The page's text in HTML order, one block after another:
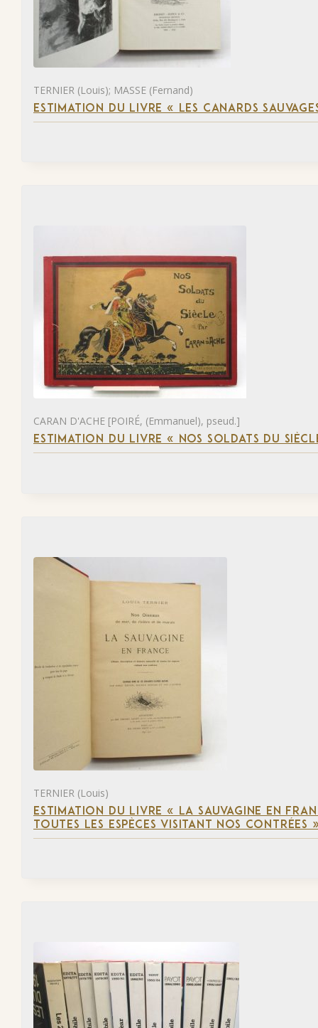
TERNIER (Louis); MASSE (Fernand)
ESTIMATION DU LIVRE « LES CANARDS
CARAN D'ACHE [POIRÉ, (Emmanuel), pseud.]
ESTIMATION DU LIVRE « NOS SOLDATS DU
TERNIER (Louis)
ESTIMATION DU LIVRE « LA SAUVAGINE EN
TOUTES LES ESPÈCES VISITANT NOS CONTRÉES